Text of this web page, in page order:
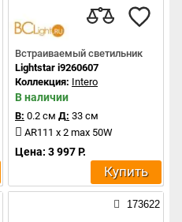
Встраиваемый светильник
Lightstar i9260607
Коллекция: Intero
В наличии
В: 0.2 см Д: 33 см
AR111 x 2 max 50W
Цена: 3 997 Р.
Купить
173622